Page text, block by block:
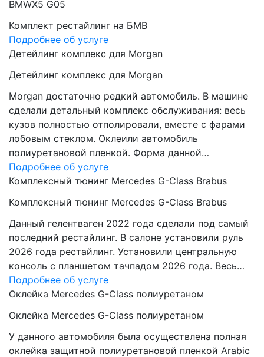
BMWX5 G05
Комплект рестайлинг на БМВ
Подробнее об услуге
Детейлинг комплекс для Morgan
Детейлинг комплекс для Morgan
Morgan достаточно редкий автомобиль. В машине
сделали детальный комплекс обслуживания: весь
кузов полностью отполировали, вместе с фарами
лобовым стеклом. Оклеили автомобиль
полиуретановой пленкой. Форма данной…
Подробнее об услуге
Комплексный тюнинг Mercedes G-Class Brabus
Комплексный тюнинг Mercedes G-Class Brabus
Данный гелентваген 2022 года сделали под самый
последний рестайлинг. В салоне установили руль
2026 года рестайлинг. Установили центральную
консоль с планшетом тачпадом 2026 года. Весь…
Подробнее об услуге
Оклейка Mercedes G-Class полиуретаном
Оклейка Mercedes G-Class полиуретаном
У данного автомобиля была осуществлена полная
оклейка защитной полиуретановой пленкой Arabic